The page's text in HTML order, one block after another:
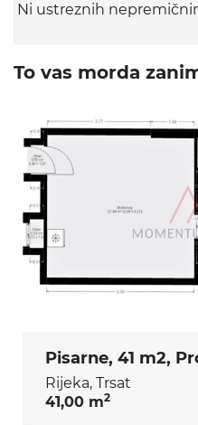
Ni ustreznih
To vas morda
Rijeka, Trsat
41,00 m2